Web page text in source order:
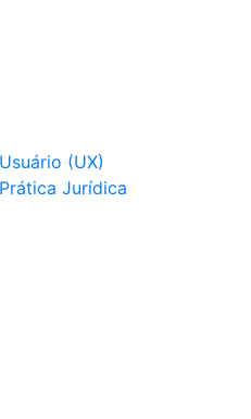
(UX)
Jurídica